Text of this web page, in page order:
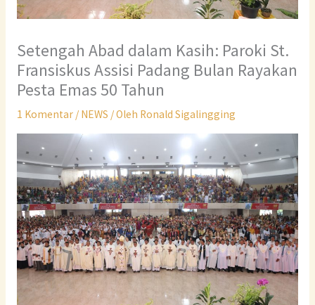
Setengah Abad dalam Kasih: Paroki St.
Fransiskus Assisi Padang Bulan Rayakan
Pesta Emas 50 Tahun
1 Komentar / NEWS / Oleh Ronald Sigalingging